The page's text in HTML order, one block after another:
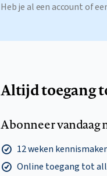
Heb je al een account of
Altijd toegang
Abonneer vandaag
12 weken
Online toegang tot